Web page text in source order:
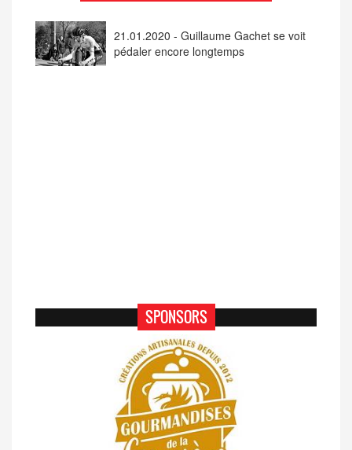
21.01.2020 - Guillaume Gachet se voit
pédaler encore longtemps
SPONSORS